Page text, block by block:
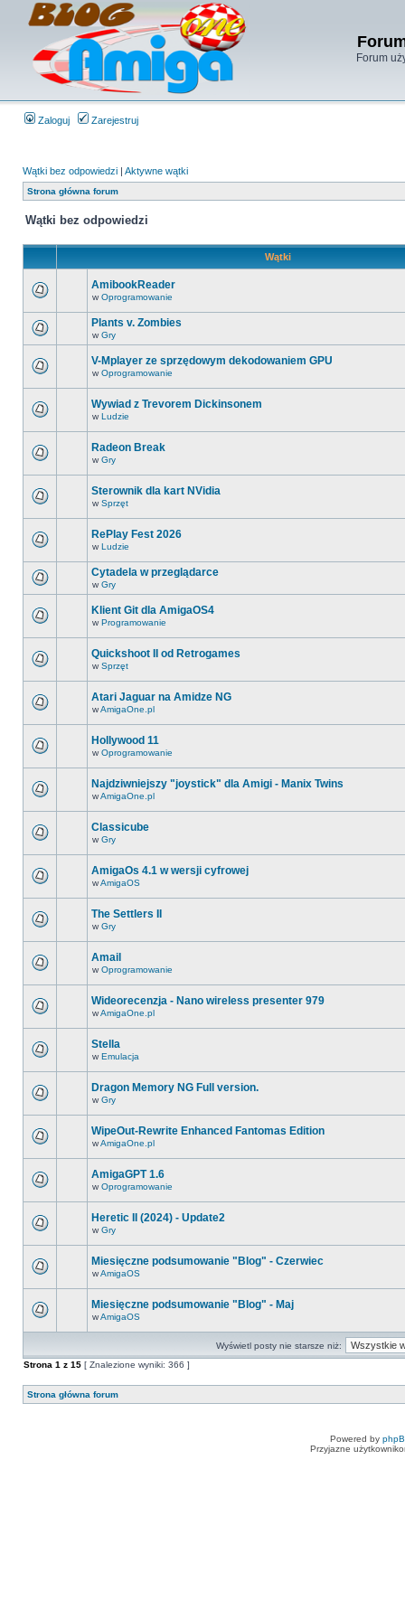
Forum
Zaloguj Zarejestruj
Wątki bez odpowiedzi | Aktywne wątki
Strona główna forum
Wątki bez odpowiedzi
Wątki
AmibookReader
w Oprogramowanie
Plants v. Zombies
w Gry
V-Mplayer ze sprzędowym dekodowaniem GPU
w Oprogramowanie
Wywiad z Trevorem Dickinsonem
w Ludzie
Radeon Break
w Gry
Sterownik dla kart NVidia
w Sprzęt
RePlay Fest 2026
w Ludzie
Cytadela w przeglądarce
w Gry
Klient Git dla AmigaOS4
w Programowanie
Quickshoot II od Retrogames
w Sprzęt
Atari Jaguar na Amidze NG
wAmigaOne.pl
Hollywood 11
w Oprogramowanie
Najdziwniejszy "joystick" dla Amigi - Manix Twins
wAmigaOne.pl
Classicube
w Gry
AmigaOs 4.1 w wersji cyfrowej
wAmigaOS
The Settlers II
w Gry
Amail
w Oprogramowanie
Wideorecenzja - Nano wireless presenter 979
wAmigaOne.pl
Stella
w Emulacja
Dragon Memory NG Full version.
w Gry
WipeOut-Rewrite Enhanced Fantomas Edition
wAmigaOne.pl
AmigaGPT 1.6
w Oprogramowanie
Heretic II (2024) - Update2
w Gry
Miesięczne podsumowanie "Blog" - Czerwiec
wAmigaOS
Miesięczne podsumowanie "Blog" - Maj
wAmigaOS
Wyświetl posty nie starsze niż:
Strona 1 z 15 [ Znalezione wyniki: 366 ]
Strona główna forum
Powered by
Przyjazne